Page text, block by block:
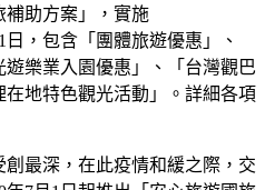
補助方案」，實施
日，包含「團體旅遊優惠」、
遊樂業入園優惠」、「台灣觀巴
地特色觀光活動」。詳細各項
最深，在此疫情和緩之際，交